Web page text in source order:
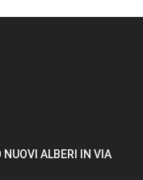
NUOVI ALBERI IN VIA